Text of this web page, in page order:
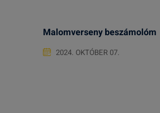
Malomverseny beszámolóm
2024. OKTÓBER 07.